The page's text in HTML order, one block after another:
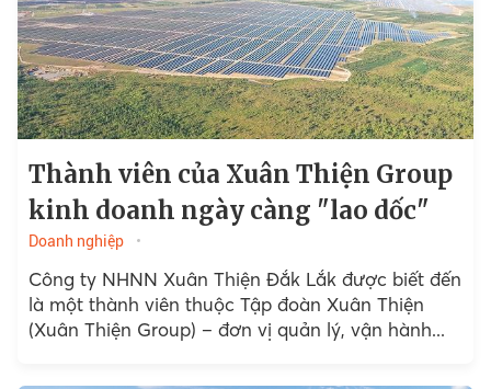
Thành viên của Xuân Thiện Group
kinh doanh ngày càng "lao dốc"
Doanh nghiệp
Công ty NHNN Xuân Thiện Đắk Lắk được biết đến
là một thành viên thuộc Tập đoàn Xuân Thiện
(Xuân Thiện Group) – đơn vị quản lý, vận hành...